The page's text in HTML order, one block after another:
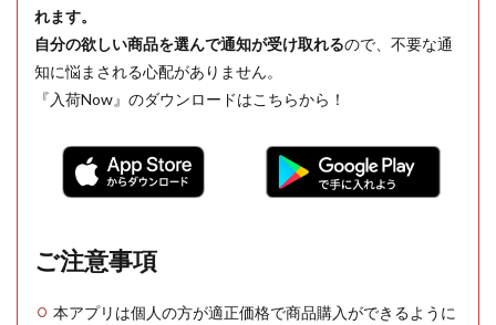
れます。
自分の欲しい商品を選んで通知が受け取れるので、不要な通
知に悩まされる心配がありません。
『入荷Now』のダウンロードはこちらから！
ご注意事項
本アプリは個人の方が適正価格で商品購入ができるように